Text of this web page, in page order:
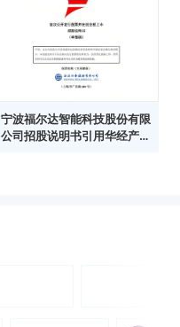
宁波福尔达智能科技股份有限
公司招股说明书引用华经产业